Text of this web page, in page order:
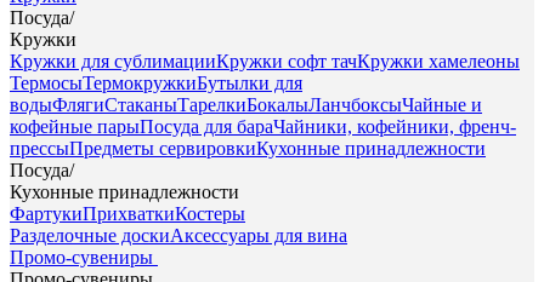
Посуда/
Кружки
Кружки для сублимацииКружки софт тачКружки хамелеоны
ТермосыТермокружкиБутылки для
водыФлягиСтаканыТарелкиБокалыЛанчбоксыЧайные и
кофейные парыПосуда для бараЧайники, кофейники, френч-
прессыПредметы сервировкиКухонные принадлежности
Посуда/
Кухонные принадлежности
ФартукиПрихваткиКостеры
Разделочные доскиАксессуары для вина
Промо-сувениры